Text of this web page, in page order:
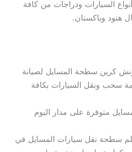
السيارات ودراجات من كافة
هنود وباكستان.
كرين سطحة المسايل لصيانة
سحب ونقل السيارات بكافة
متوفرة على مدار اليوم
سطحة نقل سيارات المسايل في